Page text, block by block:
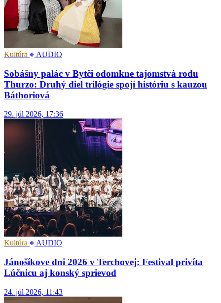
Kultúra AUDIO
Sobášny palác v Bytči odomkne tajomstvá rodu
Thurzo: Druhý diel trilógie spojí históriu s kauzou
Báthoriová
29. júl 2026, 17:36
Kultúra AUDIO
Jánošíkove dni 2026 v Terchovej: Festival privíta
Lúčnicu aj konský sprievod
24. júl 2026, 11:43